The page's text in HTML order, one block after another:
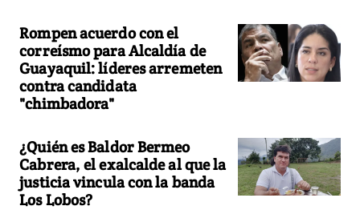
Rompen acuerdo con el
correísmo para Alcaldía de
Guayaquil: líderes arremeten
contra candidata
"chimbadora"
¿Quién es Baldor Bermeo
Cabrera, el exalcalde al que la
justicia vincula con la banda
Los Lobos?